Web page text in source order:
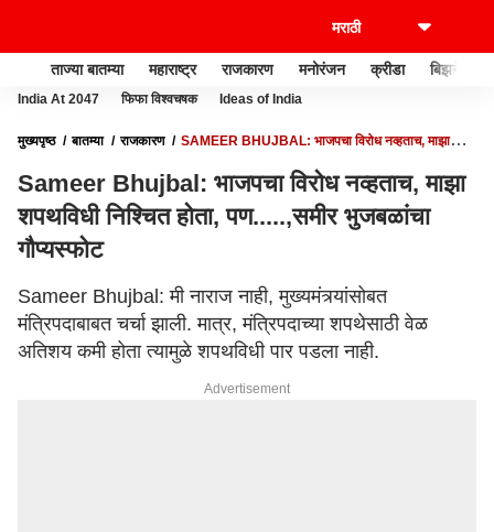
ताज्या बातम्या महाराष्ट्र राजकारण मनोरंजन क्रीडा बिझनेस
India At 2047 फिफा विश्वचषक Ideas of India
मुख्यपृष्ठ बातम्या राजकारण
SAMEER BHUJBAL: भाजपचा विरोध नव्हताच, माझा
Sameer Bhujbal: भाजपचा विरोध नव्हताच, माझा
शपथविधी निश्चित होता, पण.....,समीर भुजबळांचा
गौप्यस्फोट
Sameer Bhujbal: मी नाराज नाही, मुख्यमंत्र्यांसोबत
मंत्रिपदाबाबत चर्चा झाली. मात्र, मंत्रिपदाच्या शपथेसाठी वेळ
अतिशय कमी होता त्यामुळे शपथविधी पार पडला नाही.
Advertisement